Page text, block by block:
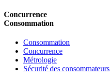
Concurrence
Consommation
Consommation
Concurrence
Métrologie
Sécurité des consommateurs